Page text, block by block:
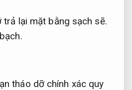
trả lại mặt bằng sạch sẽ.
tháo dỡ chính xác quy